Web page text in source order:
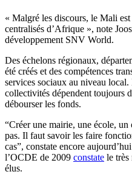
« Malgré les discours, le Mali est
centralisés d’Afrique », note
développement SNV World.
Des échelons régionaux,
été créés et des compétences
services sociaux au niveau
collectivités dépendent toujours
débourser les fonds.
“Créer une mairie, une école,
pas. Il faut savoir les faire
cas”, constate encore
l’OCDE de 2009 constate le très
élus.